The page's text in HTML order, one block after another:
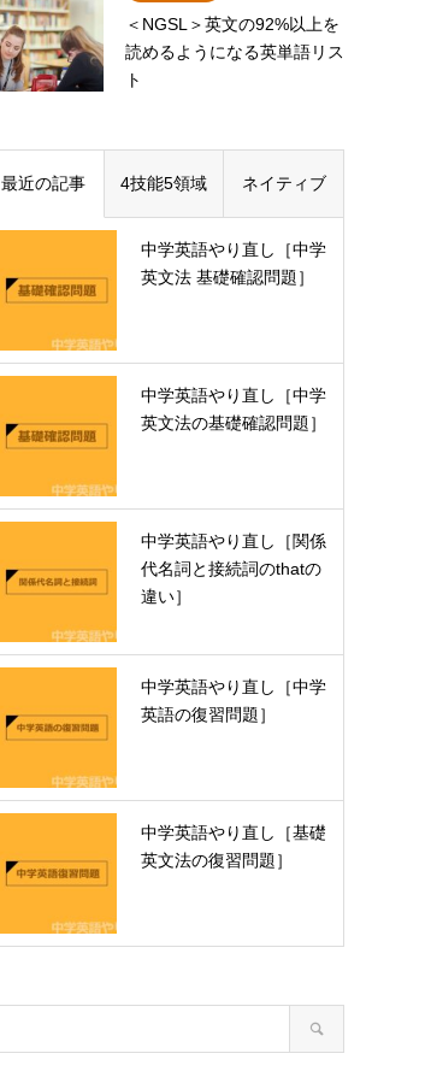
＜NGSL＞英文の92%以上を
読めるようになる英単語リス
ト
最近の記事 4技能5領域 ネイティブ
中学英語やり直し［中学
英文法 基礎確認問題］
中学英語やり直し［中学
英文法の基礎確認問題］
中学英語やり直し［関係
代名詞と接続詞のthatの
違い］
中学英語やり直し［中学
英語の復習問題］
中学英語やり直し［基礎
英文法の復習問題］